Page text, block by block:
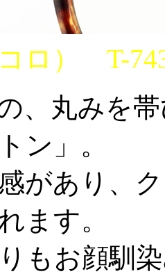
ロ） T-
、丸みを
ン」。
があり、
ます。
もお顔馴